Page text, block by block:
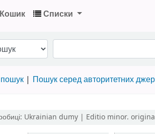
Кошик Списки
Пошук серед авторитетних
Ukrainian dumy | Editio minor.